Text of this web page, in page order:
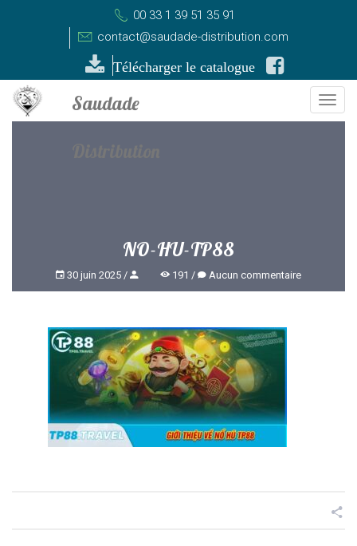
00 33 1 39 51 35 91
contact@saudade-distribution.com
Télécharger le catalogue
NO-HU-TP88
30 juin 2025 191 Aucun commentaire